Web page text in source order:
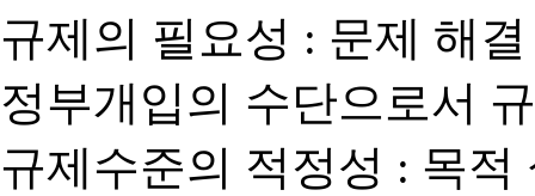
규제의 필요성 : 문제 해
정부개입의 수단으로서
규제수준의 적정성 : 목